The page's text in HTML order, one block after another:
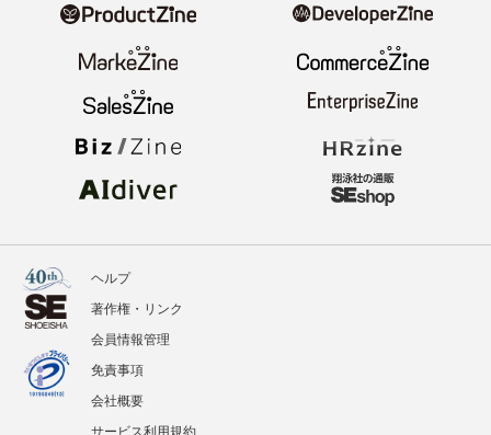
ヘルプ
著作権・リンク
会員情報管理
免責事項
会社概要
サービス利用規約